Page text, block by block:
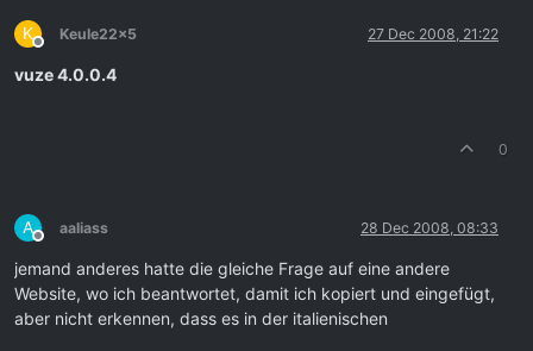
K
Offline
Keule22x5 27 Dec 2008, 21:22
vuze 4.0.0.4
0
A
Offline
aaliass 28 Dec 2008, 08:33
jemand anderes hatte die gleiche Frage auf eine andere
Website, wo ich beantwortet, damit ich kopiert und eingefügt,
aber nicht erkennen, dass es in der italienischen